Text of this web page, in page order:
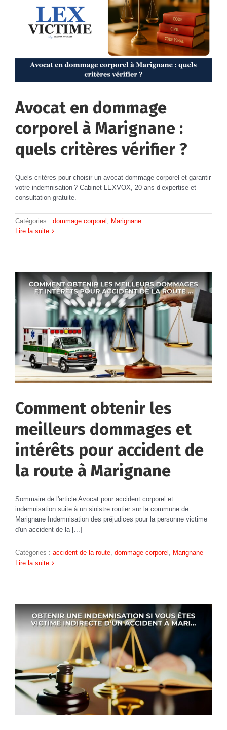
Avocat en dommage
corporel à Marignane :
quels critères vérifier ?
Quels critères pour choisir un avocat dommage corporel et garantir
votre indemnisation ? Cabinet LEXVOX, 20 ans d’expertise et
consultation gratuite.
Catégories : dommage corporel
Marignane
Lire la suite
Comment obtenir les
meilleurs dommages et
intérêts pour accident de
la route à Marignane
Sommaire de l'article Avocat pour accident corporel et
indemnisation suite à un sinistre routier sur la commune de
Marignane Indemnisation des préjudices pour la personne victime
d'un accident de la [...]
Catégories : accident de la route, dommage corporel , Marignane
Lire la suite